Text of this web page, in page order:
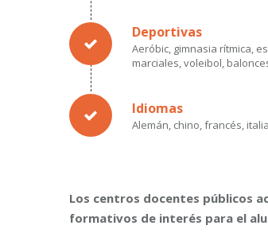
Deportivas
Aeróbic, gimnasia rítmica,
marciales, voleibol,
Idiomas
Alemán, chino, francés,
Los centros docentes públicos
formativos de interés para el